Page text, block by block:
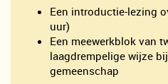
Een introductie-lezing
uur)
Een meewerkblok van
laagdrempelige wijze
gemeenschap